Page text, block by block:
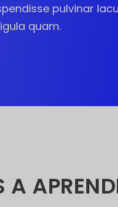
pulvinar
quam.
A